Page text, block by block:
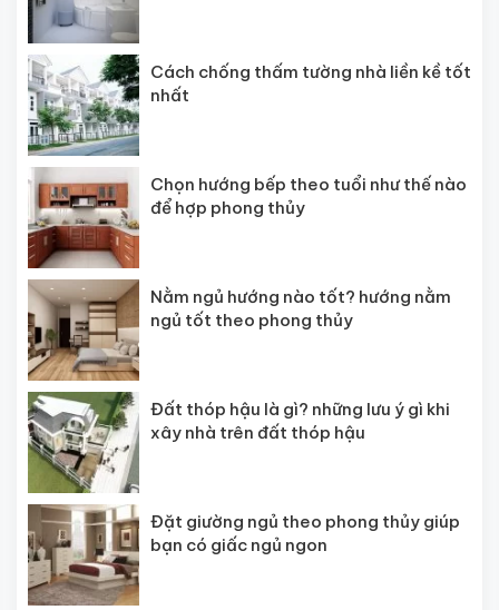
Cách chống thấm tường nhà liền kề tốt
nhất
Chọn hướng bếp theo tuổi như thế nào
để hợp phong thủy
Nằm ngủ hướng nào tốt? hướng nằm
ngủ tốt theo phong thủy
Đất thóp hậu là gì? những lưu ý gì khi
xây nhà trên đất thóp hậu
Đặt giường ngủ theo phong thủy giúp
bạn có giấc ngủ ngon